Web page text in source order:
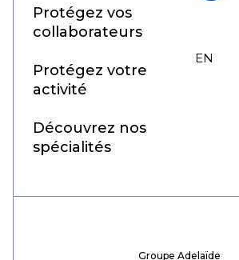
Protégez vos
collaborateurs
Protégez votre
activité
Découvrez nos
spécialités
FR
EN
Groupe Adelaïde